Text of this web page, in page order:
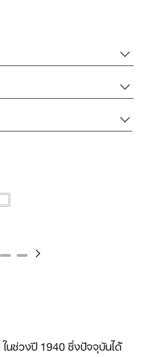
นช่วงปี 1940 ซึ่งปัจจุบันได้